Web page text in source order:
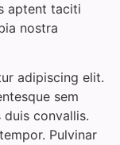
aptent taciti
nostra
adipiscing elit.
sem
convallis.
Pulvinar